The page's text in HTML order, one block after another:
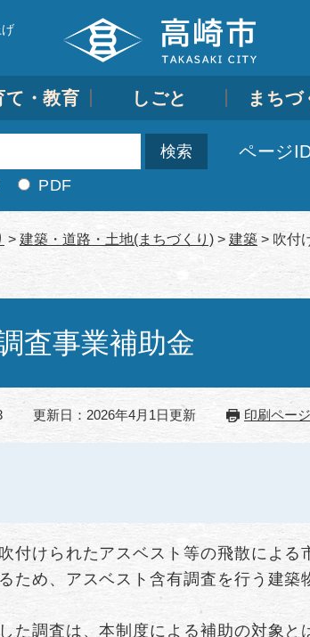
て・教育 しごと まちづ
PDF
ページ
> 建築・道路・土地(まちづくり) > 建築 > 吹付
査事業補助金
更新日：2026年4月1日更新 印刷ペー
付けられたアスベスト等の飛散による
ため、アスベスト含有調査を行う建築
た調査は、本制度による補助の対象と